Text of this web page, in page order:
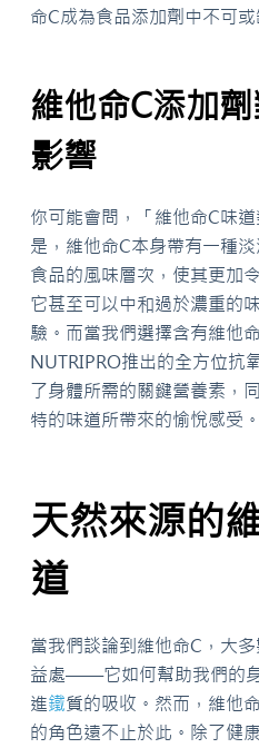
命C成為食品添加劑中不可或
維他命C添加
影響
你可能會問，「維他命C味
是，維他命C本身帶有一種
食品的風味層次，使其更加
它甚至可以中和過於濃重的
驗。而當我們選擇含有維他
NUTRIPRO推出的全方位抗
了身體所需的關鍵營養素，
特的味道所帶來的愉悅感受。
天然來源的
道
當我們談論到維他命C，大
益處——它如何幫助我們的
進鐵質的吸收。然而，維他
的角色遠不止於此。除了健